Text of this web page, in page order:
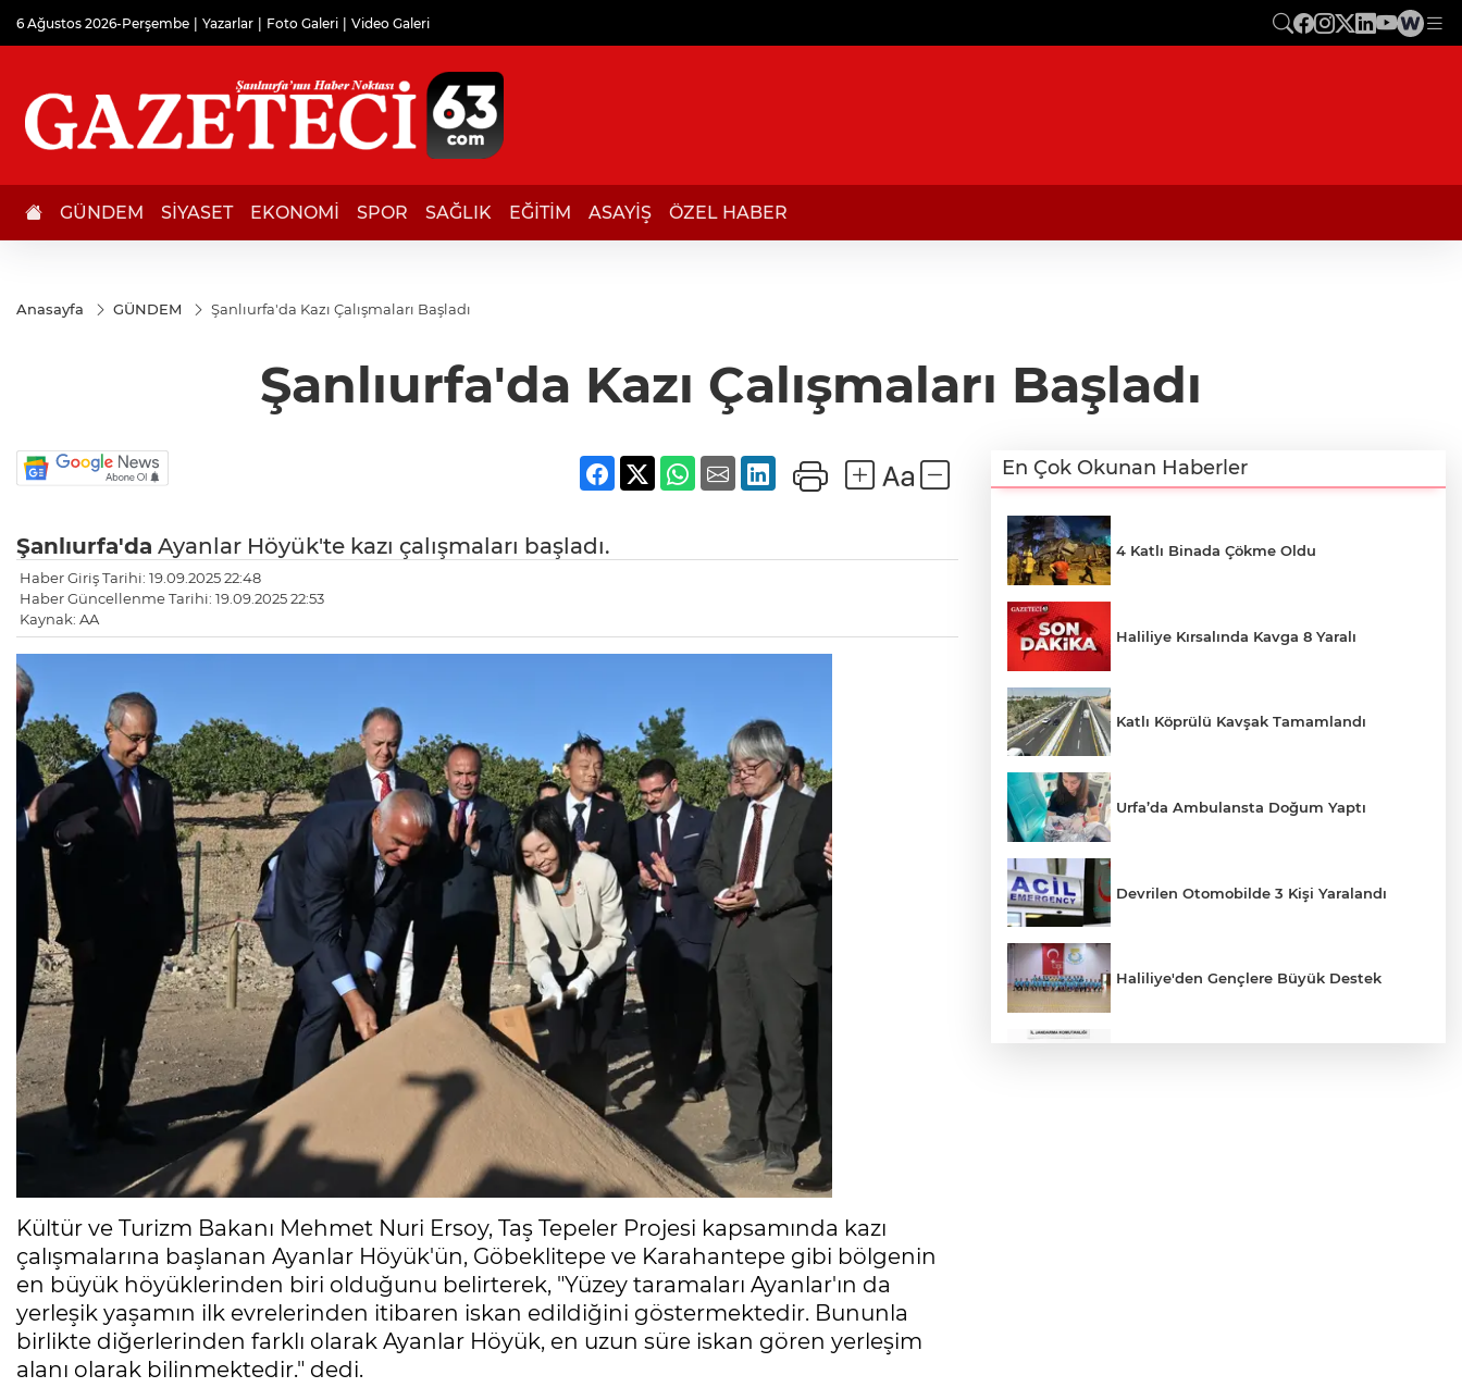
6 Ağustos 2026-Perşembe Yazarlar Foto Galeri Video Galeri
GÜNDEM SİYASET EKONOMİ SPOR SAĞLIK EĞİTİM ASAYİŞ ÖZEL HABER
Anasayfa GÜNDEM Şanlıurfa'da Kazı Çalışmaları Başladı
Şanlıurfa'da Kazı Çalışmaları Başladı
Şanlıurfa'da Ayanlar Höyük'te kazı çalışmaları başladı.
Haber Giriş Tarihi: 19.09.2025 22:48
Haber Güncellenme Tarihi: 19.09.2025 22:53
Kaynak: AA
Kültür ve Turizm Bakanı Mehmet Nuri Ersoy, Taş Tepeler Projesi kapsamında kazı
çalışmalarına başlanan Ayanlar Höyük'ün, Göbeklitepe ve Karahantepe gibi bölgenin
en büyük höyüklerinden biri olduğunu belirterek, "Yüzey taramaları Ayanlar'ın da
yerleşik yaşamın ilk evrelerinden itibaren iskan edildiğini göstermektedir. Bununla
birlikte diğerlerinden farklı olarak Ayanlar Höyük, en uzun süre iskan gören yerleşim
alanı olarak bilinmektedir." dedi.
En Çok Okunan Haberler
4 Katlı Binada Çökme Oldu
Haliliye Kırsalında Kavga 8 Yaralı
Katlı Köprülü Kavşak Tamamlandı
Urfa’da Ambulansta Doğum Yaptı
Devrilen Otomobilde 3 Kişi Yaralandı
Haliliye'den Gençlere Büyük Destek